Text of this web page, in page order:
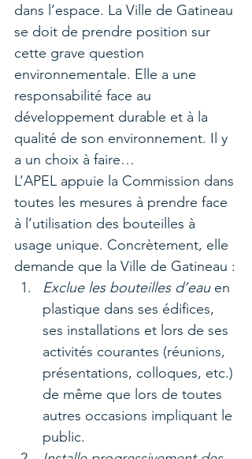
dans l’espace. La Ville de Gatineau
se doit de prendre position sur
cette grave question
environnementale. Elle a une
responsabilité face au
développement durable et à la
qualité de son environnement. Il y
a un choix à faire…
L’APEL appuie la Commission dans
toutes les mesures à prendre face
à l’utilisation des bouteilles à
usage unique. Concrètement, elle
demande que la Ville de Gatineau :
Exclue les bouteilles d’eau en
plastique dans ses édifices,
ses installations et lors de ses
activités courantes (réunions,
présentations, colloques, etc.)
de même que lors de toutes
autres occasions impliquant le
public.